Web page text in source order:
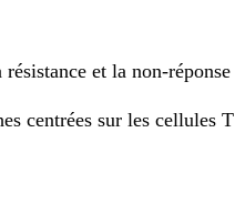
et la non‑réponse
centrées sur les cellules T